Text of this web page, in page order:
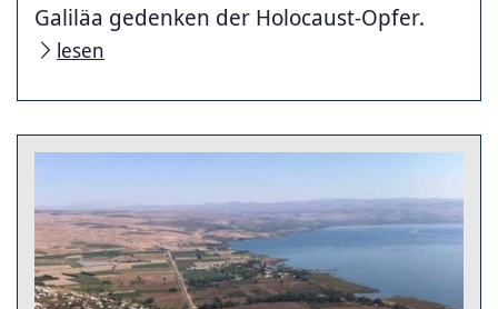
Galiläa gedenken der Holocaust-Opfer.
lesen